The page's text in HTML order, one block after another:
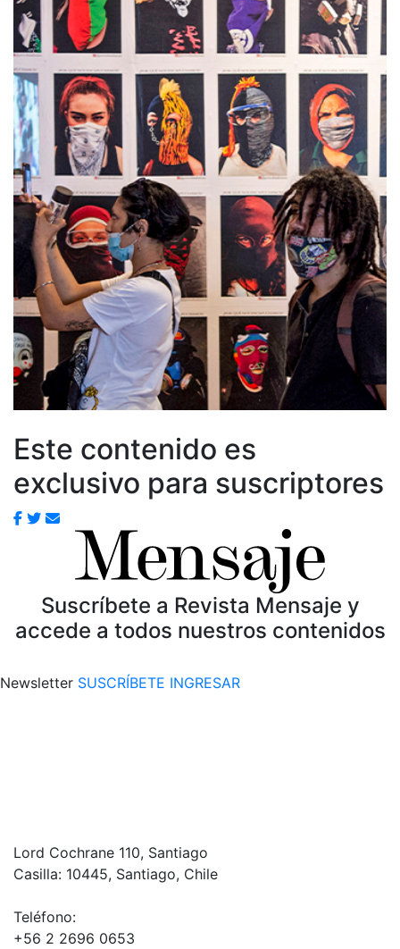
Este contenido es
exclusivo para suscriptores
Suscríbete a Revista Mensaje y
accede a todos nuestros contenidos
Newsletter SUSCRÍBETE INGRESAR
Lord Cochrane 110, Santiago
Casilla: 10445, Santiago, Chile
Teléfono:
+56 2 2696 0653